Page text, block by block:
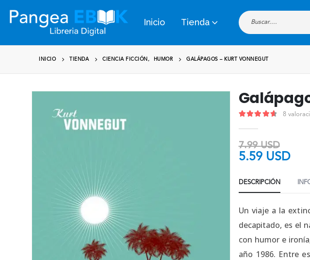
Inicio Tienda
INICIO TIENDA CIENCIA FICCIÓN , HUMOR GALÁPAGOS – KURT VONNEGUT
8
7.99USD
5.59 USD
DESCRIPCIÓN
Un viaje a la
decapitado, es el
con humor e
año 1986. Entre